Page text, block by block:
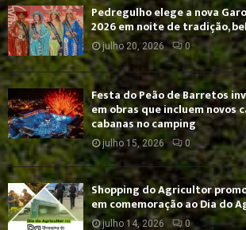
Pedregulho elege a nova
2026 em noite de tradição,
julho 20, 2026 0
Festa do Peão de Barretos
em obras que incluem novos
cabanas no camping
julho 15, 2026 0
Shopping do Agricultor
em comemoração ao Dia do
julho 14, 2026 0